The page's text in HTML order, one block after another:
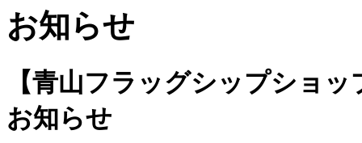
お知らせ
【青山フラッグシップショ
お知らせ